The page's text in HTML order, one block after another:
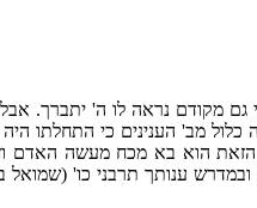
גם מקודם נראה לו ה' יתברך.
מב' הענינים כי התחלתו
הוא בא מכח מעשה האדם
ובמדרש ענותך תרבני כו'